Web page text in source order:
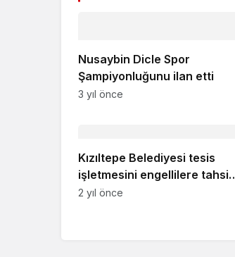
Nusaybin Dicle Spor
Şampiyonluğunu ilan etti
3 yıl önce
Kızıltepe Belediyesi tesis
işletmesini engellilere tahsis
etti
2 yıl önce